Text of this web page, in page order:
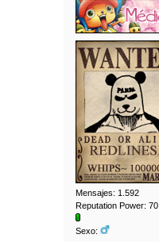
Mensajes: 1.592
Reputation Power: 70
Sexo: